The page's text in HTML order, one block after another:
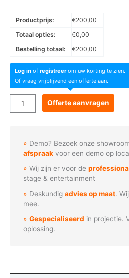
Productprijs: €200,00
Totaal opties:
€0,00
Bestelling totaal:
€200,00
Log in of registreerom uw korting te zien.
Of vraag vrijblijvend een offerte aan.
Goboservice
-
Kerstkrans
Offerte aanvragen
Demo? Bezoek onze
afspraak voor een demo op
Wij zijn er voor de
stage & entertainment
Deskundigadvies op maat.
mee.
Gespecialiseerd in projectie.
oplossing.